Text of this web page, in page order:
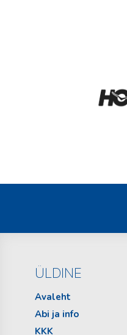
ÜLDINE
Avaleht
Abi ja info
KKK